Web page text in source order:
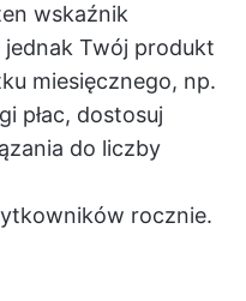
wskaźnik
Twój produkt
miesięcznego, np.
płac, dostosuj
do liczby
rocznie.